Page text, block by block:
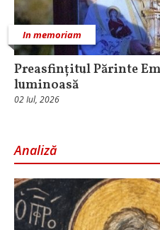
In memoriam
Preasfințitul Părinte
luminoasă
02 Iul, 2026
Analiză